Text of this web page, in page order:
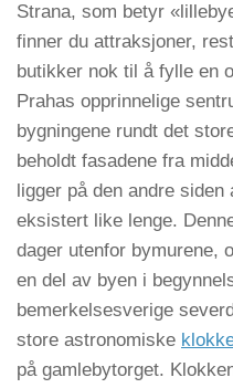
Strana, som betyr
finner du attraksjoner,
butikker nok til å fylle en
Prahas opprinnelige
bygningene rundt det
beholdt fasadene fra
ligger på den andre
eksistert like lenge.
dager utenfor bymurene,
en del av byen i
bemerkelsesverige
store astronomiske
på gamlebytorget.